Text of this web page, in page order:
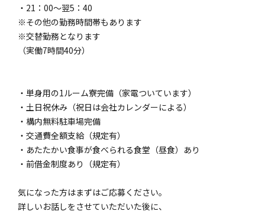
・21：00～翌5：40
※その他の勤務時間帯もあります
※交替勤務となります
（実働7時間40分）
・単身用の1ルーム寮完備（家電ついています）
・土日祝休み（祝日は会社カレンダーによる）
・構内無料駐車場完備
・交通費全額支給（規定有）
・あたたかい食事が食べられる食堂（昼食）あり
・前借金制度あり（規定有）
気になった方はまずはご応募ください。
詳しいお話しをさせていただいた後に、